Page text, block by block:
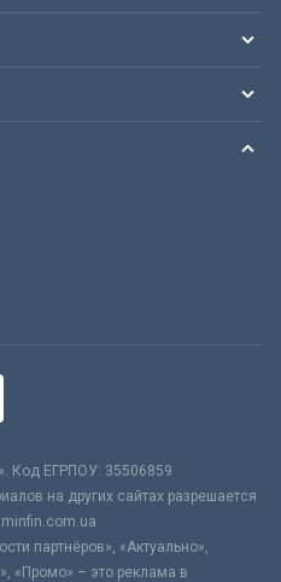
Код ЕГРПОУ: 35506859
на других сайтах разрешается
партнёров», «Актуально»,
«Промо» – это реклама в